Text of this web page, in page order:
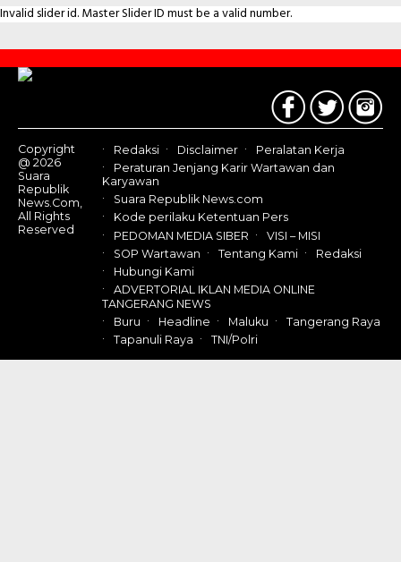
Invalid slider id. Master Slider ID must be a valid number.
Contact
Us
Copyright
@ 2026
Suara
Republik
News.Com,
All Rights
Reserved
Redaksi Disclaimer
Peralatan Kerja
Peraturan Jenjang Karir Wartawan dan
Karyawan
Suara Republik News.com
Kode perilaku Ketentuan Pers
PEDOMAN MEDIA SIBER
VISI – MISI
SOP Wartawan
Tentang Kami
Redaksi
Hubungi Kami
ADVERTORIAL IKLAN MEDIA ONLINE
TANGERANG NEWS
Buru
Headline Maluku
Tangerang Raya
Tapanuli Raya
TNI/Polri